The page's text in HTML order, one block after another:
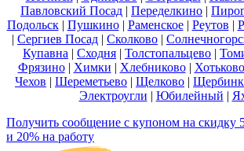
Павловский Посад | Переделкино |
Подольск| Пушкино| Раменское| Реутов |
| Сергиев Посад | Сколково |
Купавна | Сходня | Толстопальцево |
Фрязино| Химки | Хлебниково| Хотьково
Чехов | Шереметьево | Щелково |
Электроугли | Юбилейный |
Получить сообщение с купоном на скидку
и 20% на работу